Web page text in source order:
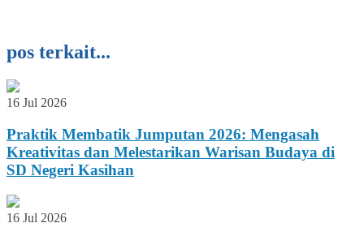
pos terkait...
16 Jul 2026
Praktik Membatik Jumputan 2026: Mengasah
Kreativitas dan Melestarikan Warisan Budaya di
SD Negeri Kasihan
16 Jul 2026